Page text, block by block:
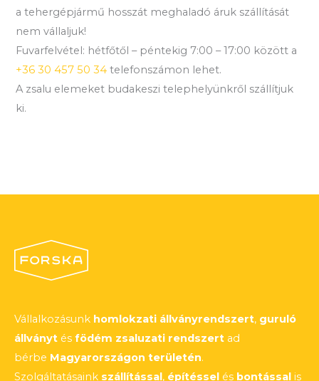
a tehergépjármű hosszát meghaladó áruk szállítását
nem vállaljuk!
Fuvarfelvétel: hétfőtől – péntekig 7:00 – 17:00 között a
+36 30 457 50 34 telefonszámon lehet.
A zsalu elemeket budakeszi telephelyünkről szállítjuk
ki.
Vállalkozásunk homlokzati állványrendszert, guruló
állványt és födém zsaluzati rendszert ad
bérbe Magyarországon területén.
Szolgáltatásaink szállítással, építéssel és bontással is